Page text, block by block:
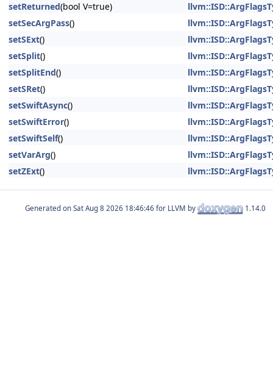
setReturned(bool V=true)
setSecArgPass()
setSExt()
setSplit()
setSplitEnd()
setSRet()
setSwiftAsync()
setSwiftError()
setSwiftSelf()
setVarArg()
setZExt()
Generated on for LLVM by 1.14.0